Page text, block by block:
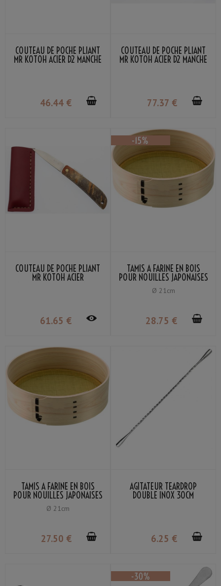
COUTEAU DE POCHE PLIANT
MR KOTOH ACIER D2 MANCHE
46.44 €
COUTEAU DE POCHE PLIANT
MR KOTOH ACIER D2 MANCHE
77.37 €
COUTEAU DE POCHE PLIANT
MR KOTOH ACIER
61.65 €
TAMIS À FARINE EN BOIS
POUR NOUILLES JAPONAISES
MAILLE LAITON 80
Ø 21cm
28.75 €
TAMIS À FARINE EN BOIS
POUR NOUILLES JAPONAISES
MAILLE LAITON 60
Ø 21cm
27.50 €
AGITATEUR TEARDROP
DOUBLE INOX 30CM
6.25 €